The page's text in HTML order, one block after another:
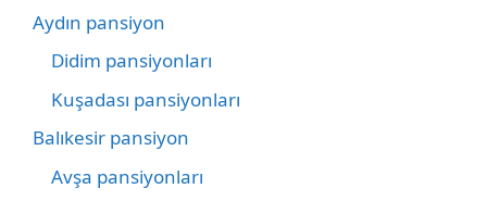
Aydın pansiyon
Didim pansiyonları
Kuşadası pansiyonları
Balıkesir pansiyon
Avşa pansiyonları